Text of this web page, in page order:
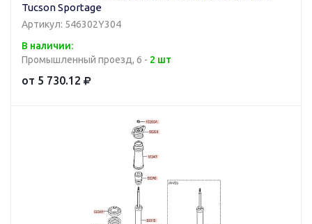
Tucson Sportage
Артикул: 546302Y304
В наличии:
Промышленный проезд, 6 - 2 шт
от 5 730.12